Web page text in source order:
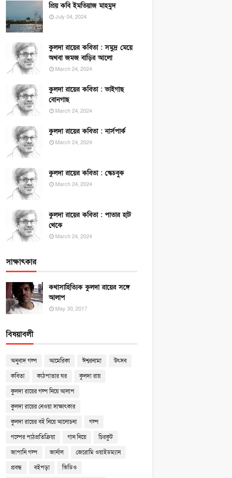
প্রিয় কবি ইমতিয়াজ মাহমুদ
July 04, 2024
কুলদা রায়ের কবিতা : সমুদ্র মেয়ে
অথবা জমজ বাড়ির আলো
March 24, 2024
কুলদা রায়ের কবিতা : ভাইগাছ
বোনগাছ
March 24, 2024
কুলদা রায়ের কবিতা : নার্সপার্ক
March 24, 2024
কুলদা রায়ের কবিতা : স্কেচবুক
March 24, 2024
কুলদা রায়ের কবিতা : পাতার হাট
থেকে
March 24, 2024
সাক্ষাৎকার
কথাসাহিত্যিক কুলদা রায়ের সঙ্গে
আলাপ
May 30, 2017
বিষয়াবলী
অনুবাদ গল্প আমেরিকা ঈশ্বরনামা
উৎসব
কবিতা
কাঠপাতার ঘর
কুলদা রায়
কুলদা রায়ের গল্প নিয়ে আলাপ
কুলদা রায়ের নেওয়া সাক্ষাৎকার
কুলদা রায়ের বই নিয়ে আলোচনা
গল্প
গল্পের পাঠপ্রতিক্রিয়া
গান নিয়ে
চিরকুট
জাপানি গল্প
জার্নাল
জেরোমি ওয়াইডম্যান
প্রবন্ধ
বইপড়া ভিডিও